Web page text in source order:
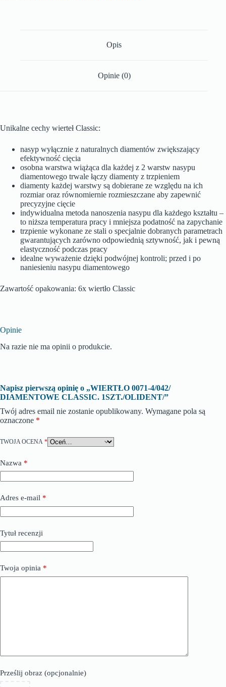
Opis
Opinie (0)
Unikalne cechy wierteł Classic:
nasyp wyłącznie z naturalnych diamentów zwiększający
efektywność cięcia
osobna warstwa wiążąca dla każdej z 2 warstw nasypu
diamentowego trwale łączy diamenty z trzpieniem
diamenty każdej warstwy są dobierane ze względu na ich
rozmiar oraz równomiernie rozmieszczane aby zapewnić
precyzyjne cięcie
indywidualna metoda nanoszenia nasypu dla każdego kształtu –
to niższa temperatura pracy i mniejsza podatność na zapychanie
trzpienie wykonane ze stali o specjalnie dobranych parametrach
gwarantujących zarówno odpowiednią sztywność, jak i pewną
elastyczność podczas pracy
idealne wyważenie dzięki podwójnej kontroli; przed i po
naniesieniu nasypu diamentowego
Zawartość opakowania: 6x wiertło Classic
Opinie
Na razie nie ma opinii o produkcie.
Napisz pierwszą opinię o „WIERTŁO 0071-4/042/
DIAMENTOWE CLASSIC. 1SZT./OLIDENT/”
Twój adres email nie zostanie opublikowany. Wymagane pola są
oznaczone *
TWOJA OCENA *
Nazwa *
Adres e-mail *
Tytuł recenzji
Twoja opinia *
Prześlij obraz (opcjonalnie)